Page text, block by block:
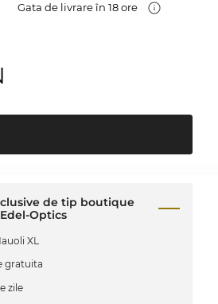
Gata de livrare în 18 ore
de tip boutique
Edel-Optics
XL
gratuita
zile